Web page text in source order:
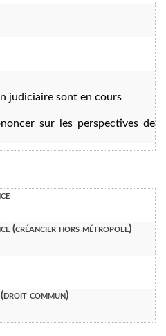
judiciaire sont en cours
sur les perspectives de
(créancier hors métropole)
commun)